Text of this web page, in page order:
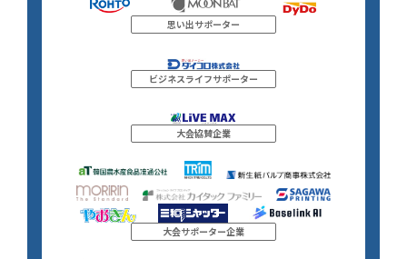
思い出サポーター
ビジネスライフサポーター
大会協賛企業
大会サポーター企業